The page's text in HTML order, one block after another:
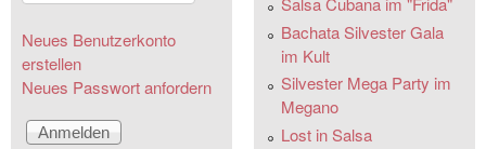
Neues Benutzerkonto
erstellen
Neues Passwort anfordern
Bachata Silvester Gala
im Kult
Silvester Mega Party im
Megano
Lost in Salsa